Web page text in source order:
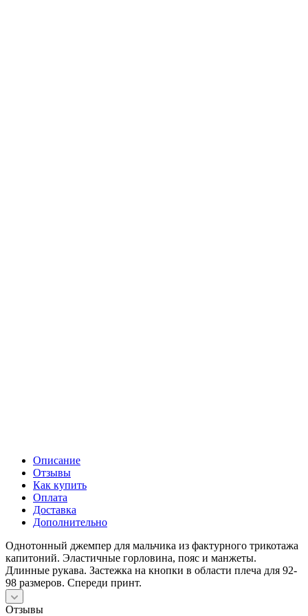
Описание
Отзывы
Как купить
Оплата
Доставка
Дополнительно
Однотонный джемпер для мальчика из фактурного трикотажа
капитоний. Эластичные горловина, пояс и манжеты.
Длинные рукава. Застежка на кнопки в области плеча для 92-
98 размеров. Спереди принт.
Отзывы